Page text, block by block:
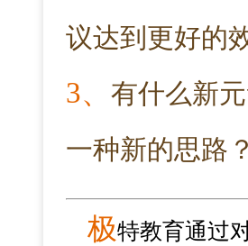
议达到更好的
3、 有什么新
一种新的思路
极特教育通过